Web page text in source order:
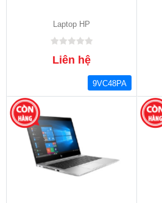
Laptop HP
Liên hệ
9VC48PA